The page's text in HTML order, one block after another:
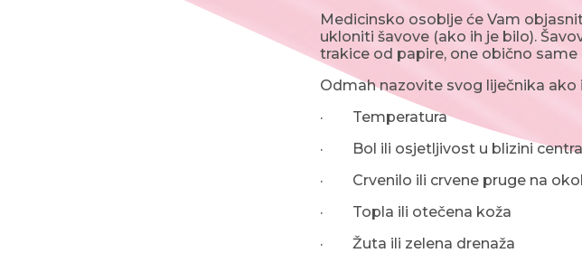
Medicinsko osoblje će Vam
ukloniti šavove (ako ih je bilo).
trakice od papire, one obično
Odmah nazovite svog liječnika
· Temperatura
· Bol ili osjetljivost u blizini
· Crvenilo ili crvene pruge na
· Topla ili otečena koža
· Žuta ili zelena drenaža